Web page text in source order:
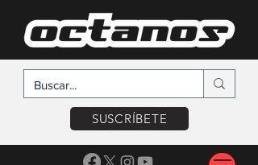
SUSCRÍBETE